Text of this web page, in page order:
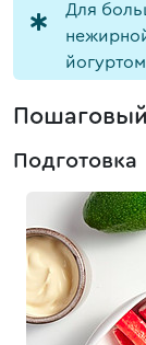
Для
Подготовка